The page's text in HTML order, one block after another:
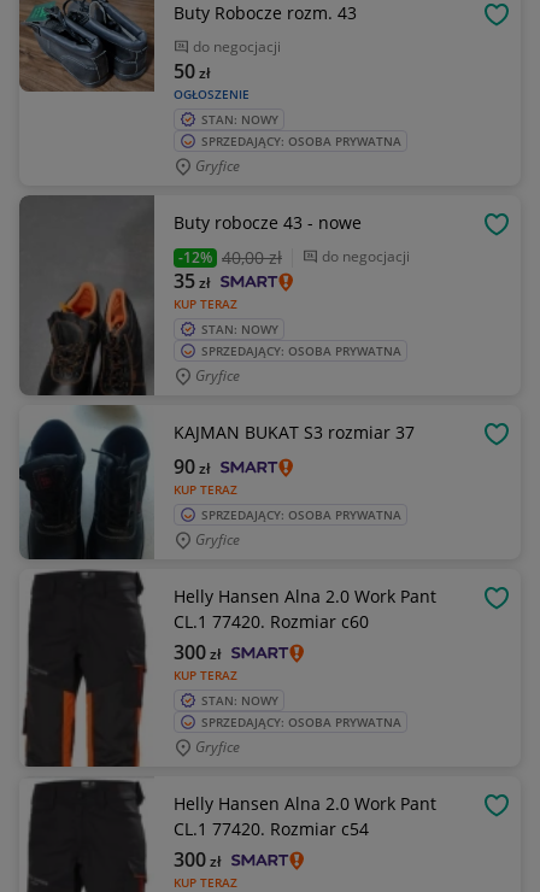
Buty Robocze rozm. 43
do negocjacji
OGŁOSZENIE
50zł
STAN: NOWY
SPRZEDAJĄCY: OSOBA PRYWATNA
Gryfice
Buty robocze 43 - nowe
-12% 40,00 zł do negocjacji
KUP TERAZ
35zł
STAN: NOWY
SPRZEDAJĄCY: OSOBA PRYWATNA
Gryfice
KAJMAN BUKAT S3 rozmiar 37
KUP TERAZ
90zł
SPRZEDAJĄCY: OSOBA PRYWATNA
Gryfice
Helly Hansen Alna 2.0 Work Pant
CL.1 77420. Rozmiar c60
KUP TERAZ
300zł
STAN: NOWY
SPRZEDAJĄCY: OSOBA PRYWATNA
Gryfice
Helly Hansen Alna 2.0 Work Pant
CL.1 77420. Rozmiar c54
KUP TERAZ
300zł